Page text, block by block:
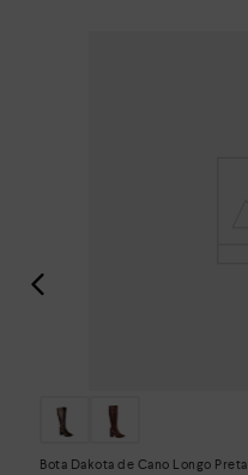
Bota Dakota de Cano Longo Preta